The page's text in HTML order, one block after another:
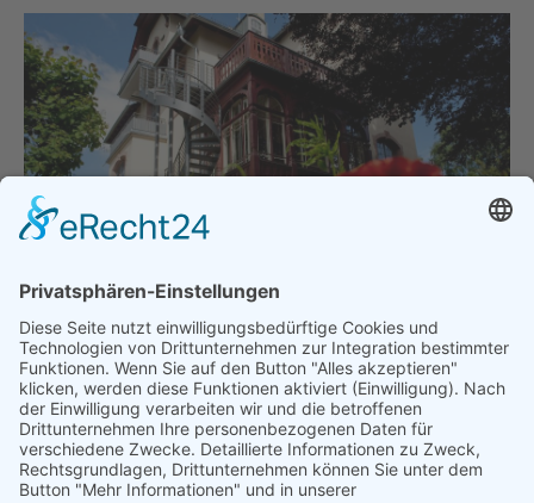
Villa Rosenthal, Foto: JenaKultur, Andreas Hub